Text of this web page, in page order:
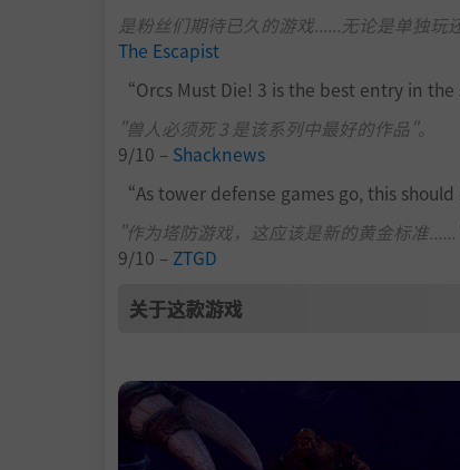
是粉丝们期待已久的游戏......无论是单独玩
The Escapist
“Orcs Must Die! 3 is the best entry in the
"兽人必须死 3 是该系列中最好的作品"。
9/10 – Shacknews
“As tower defense games go, this
"作为塔防游戏，这应该是新的黄金标准
9/10 – ZTGD
关于这款游戏